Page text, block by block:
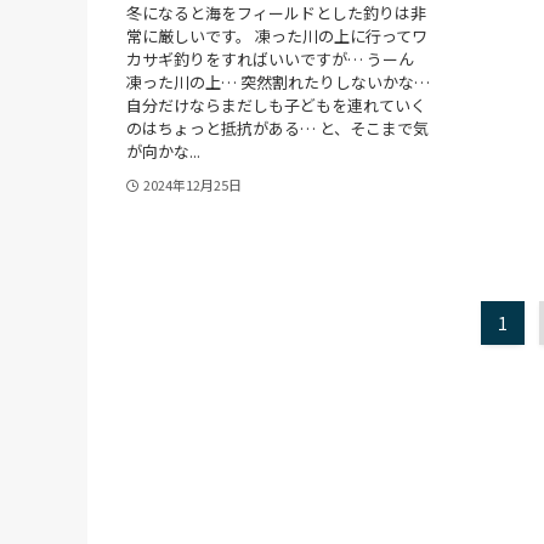
冬になると海をフィールドとした釣りは非
常に厳しいです。 凍った川の上に行ってワ
カサギ釣りをすればいいですが… うーん
凍った川の上… 突然割れたりしないかな…
自分だけならまだしも子どもを連れていく
のはちょっと抵抗がある… と、そこまで気
が向かな...
2024年12月25日
1